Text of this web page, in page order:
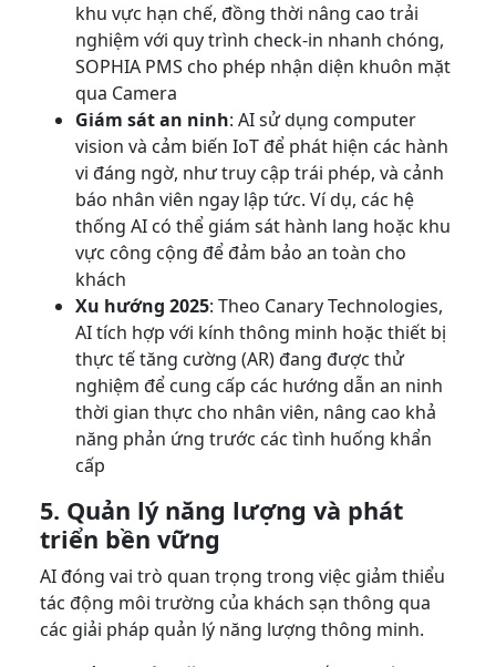
khu vực hạn chế, đồng thời nâng cao trải
nghiệm với quy trình check-in nhanh chóng,
SOPHIA PMS cho phép nhận diện khuôn mặt
qua Camera
Giám sát an ninh: AI sử dụng computer
vision và cảm biến IoT để phát hiện các hành
vi đáng ngờ, như truy cập trái phép, và cảnh
báo nhân viên ngay lập tức. Ví dụ, các hệ
thống AI có thể giám sát hành lang hoặc khu
vực công cộng để đảm bảo an toàn cho
khách
Xu hướng 2025: Theo Canary Technologies,
AI tích hợp với kính thông minh hoặc thiết bị
thực tế tăng cường (AR) đang được thử
nghiệm để cung cấp các hướng dẫn an ninh
thời gian thực cho nhân viên, nâng cao khả
năng phản ứng trước các tình huống khẩn
cấp
5. Quản lý năng lượng và phát
triển bền vững
AI đóng vai trò quan trọng trong việc giảm thiểu
tác động môi trường của khách sạn thông qua
các giải pháp quản lý năng lượng thông minh.